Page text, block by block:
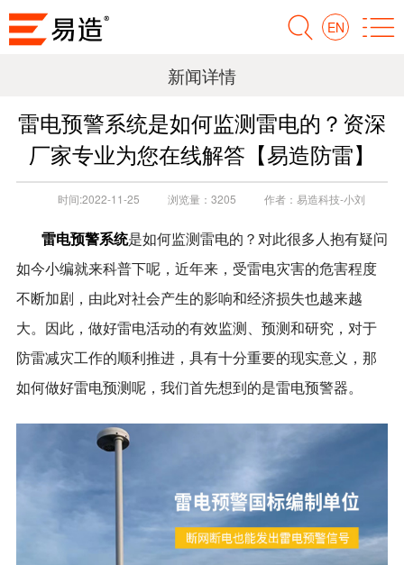
EN
新闻详情
雷电预警系统是如何监测雷电的？资深
厂家专业为您在线解答【易造防雷】
时间:2022-11-25 浏览量： 3205 作者： 易造科技-小刘
雷电预警系统是如何监测雷电的？对此很多人抱有疑问
如今小编就来科普下呢，近年来，受雷电灾害的危害程度
不断加剧，由此对社会产生的影响和经济损失也越来越
大。因此，做好雷电活动的有效监测、预测和研究，对于
防雷减灾工作的顺利推进，具有十分重要的现实意义，那
如何做好雷电预测呢，我们首先想到的是雷电预警器。